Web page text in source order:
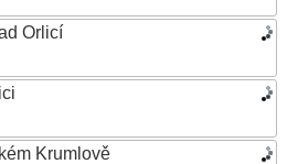
Orlicí
Krumlově